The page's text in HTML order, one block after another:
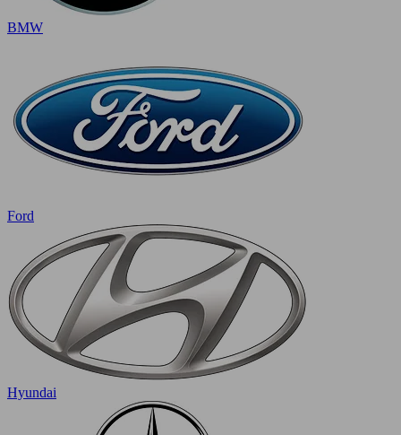
BMW
Ford
Hyundai